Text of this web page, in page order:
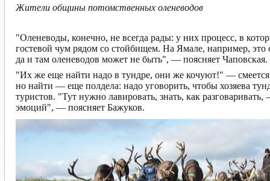
Жители общины потомственных оленеводов
"Оленеводы, конечно, не всегда рады: у них процесс, в
гостевой чум рядом со стойбищем. На Ямале, например,
да и там оленеводов может не быть", — поясняет Чаповская.
"Их же еще найти надо в тундре, они же кочуют!" —
но найти — еще полдела: надо уговорить, чтобы хозяева
туристов. "Тут нужно лавировать, знать, как
эмоций", — поясняет Бажуков.